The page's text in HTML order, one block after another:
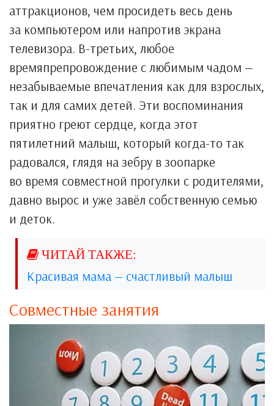
аттракционов, чем просидеть весь день
за компьютером или напротив экрана
телевизора. В-третьих, любое
времяпрепровождение с любимым чадом —
незабываемые впечатления как для взрослых,
так и для самих детей. Эти воспоминания
приятно греют сердце, когда этот
пятилетний малыш, который когда-то так
радовался, глядя на зебру в зоопарке
во время совместной прогулки с родителями,
давно вырос и уже завёл собственную семью
и деток.
Красивая мама — счастливый малыш
Совместные занятия